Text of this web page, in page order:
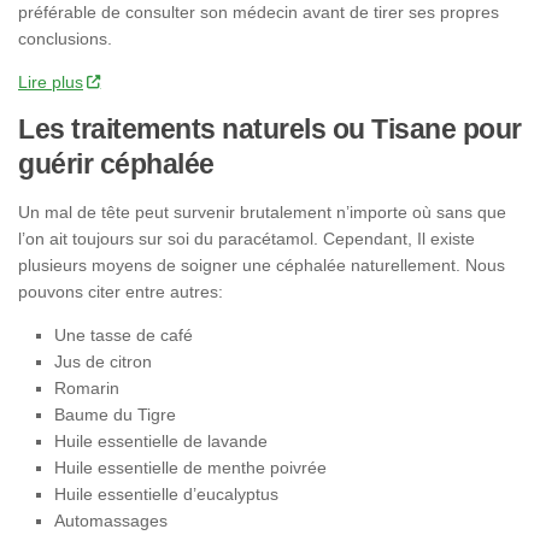
préférable de consulter son médecin avant de tirer ses propres
conclusions.
Lire plus
Les traitements naturels ou Tisane pour
guérir céphalée
Un mal de tête peut survenir brutalement n’importe où sans que
l’on ait toujours sur soi du paracétamol. Cependant, Il existe
plusieurs moyens de soigner une céphalée naturellement. Nous
pouvons citer entre autres:
Une tasse de café
Jus de citron
Romarin
Baume du Tigre
Huile essentielle de lavande
Huile essentielle de menthe poivrée
Huile essentielle d’eucalyptus
Automassages